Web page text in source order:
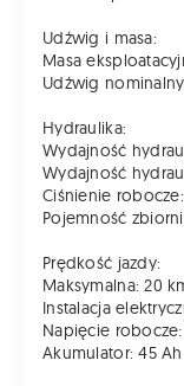
Udźwig i masa:
Masa
Udźwig
Hydraulika:
Wydajność
Wydajność
Ciśnienie robocze:
Pojemność
Prędkość jazdy:
Maksymalna: 20
Instalacja
Napięcie robocze:
Akumulator: 45 Ah